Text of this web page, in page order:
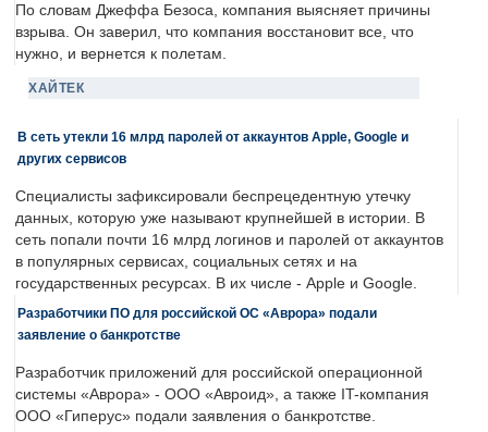
По словам Джеффа Безоса, компания выясняет причины
взрыва. Он заверил, что компания восстановит все, что
нужно, и вернется к полетам.
ХАЙТЕК
В сеть утекли 16 млрд паролей от аккаунтов Apple, Google и
других сервисов
Специалисты зафиксировали беспрецедентную утечку
данных, которую уже называют крупнейшей в истории. В
сеть попали почти 16 млрд логинов и паролей от аккаунтов
в популярных сервисах, социальных сетях и на
государственных ресурсах. В их числе - Apple и Google.
Разработчики ПО для российской ОС «Аврора» подали
заявление о банкротстве
Разработчик приложений для российской операционной
системы «Аврора» - ООО «Авроид», а также IT-компания
ООО «Гиперус» подали заявления о банкротстве.